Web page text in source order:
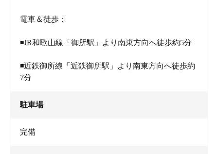
電車＆徒歩：
◾️JR和歌山線「御所駅」より南東方向へ徒歩約5分
◾️近鉄御所線「近鉄御所駅」より南東方向へ徒歩約
7分
駐車場
完備